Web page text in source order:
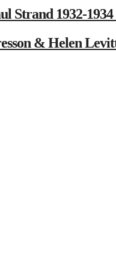
Strand 1932-
& Helen